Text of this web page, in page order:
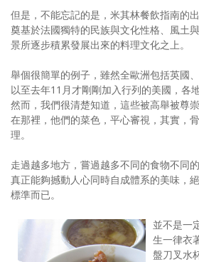
但是，不能忘記的是，米其林餐飲指南的
奠基於法國獨特的民族與文化性格、風土
景所逐步積累發展出來的料理文化之上。
舉個很簡單的例子，雖然全歐洲包括英國
以至去年11月才剛剛加入行列的美國，各
然而，我們很清楚知道，這些被高舉被尊
在那裡，他們的菜色，平心審視，其實，
理。
走過越多地方，嘗過越多不同的食物不同
真正能夠撼動人心同時自成體系的美味，
標準而已。
並不是一
生一律衣
盤刀叉水